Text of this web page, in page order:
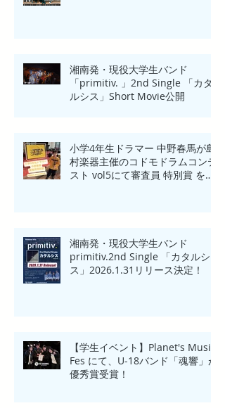
湘南発・現役大学生バンド
「primitiv. 」2nd Single 「カタ
ルシス」Short Movie公開
小学4年生ドラマー 中野春馬が島
村楽器主催のコドモドラムコンテ
スト vol5にて審査員 特別賞 を受
湘南発・現役大学生バンド
primitiv.2nd Single 「カタルシ
ス」2026.1.31リリース決定！
【学生イベント】Planet's Music
Fes にて、U-18バンド「魂響」が
優秀賞受賞！